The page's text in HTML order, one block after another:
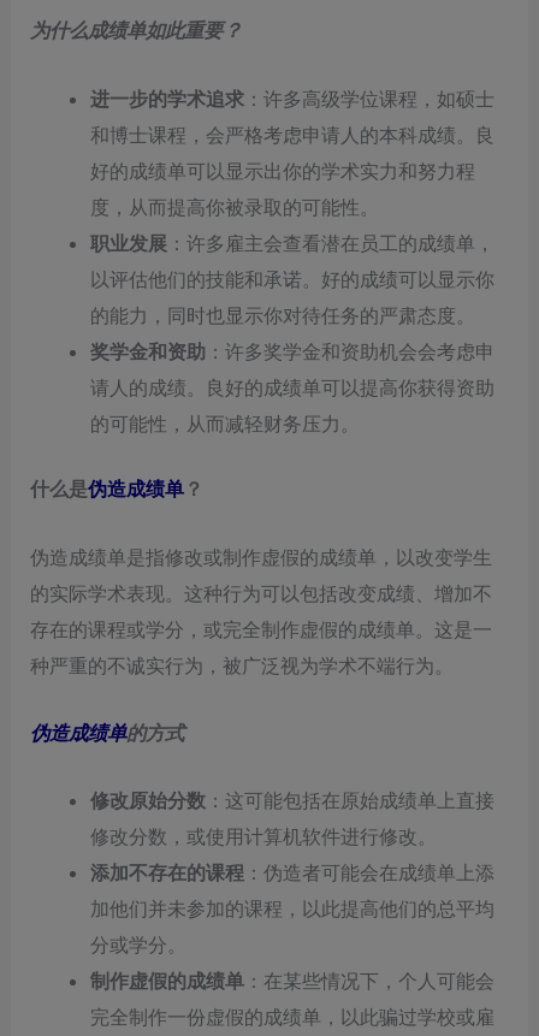
为什么成绩单如此重要？
进一步的学术追求：许多高级学位课程，如硕士
和博士课程，会严格考虑申请人的本科成绩。良
好的成绩单可以显示出你的学术实力和努力程
度，从而提高你被录取的可能性。
职业发展：许多雇主会查看潜在员工的成绩单，
以评估他们的技能和承诺。好的成绩可以显示你
的能力，同时也显示你对待任务的严肃态度。
奖学金和资助 ：许多奖学金和资助机会会考虑申
请人的成绩。良好的成绩单可以提高你获得资助
的可能性，从而减轻财务压力。
什么是伪造成绩单 ？
伪造成绩单是指修改或制作虚假的成绩单，以改变学生
的实际学术表现。这种行为可以包括改变成绩、增加不
存在的课程或学分，或完全制作虚假的成绩单。这是一
种严重的不诚实行为，被广泛视为学术不端行为。
伪造成绩单的方式
修改原始分数：这可能包括在原始成绩单上直接
修改分数，或使用计算机软件进行修改。
添加不存在的课程：伪造者可能会在成绩单上添
加他们并未参加的课程，以此提高他们的总平均
分或学分。
制作虚假的成绩单：在某些情况下，个人可能会
完全制作一份虚假的成绩单，以此骗过学校或雇